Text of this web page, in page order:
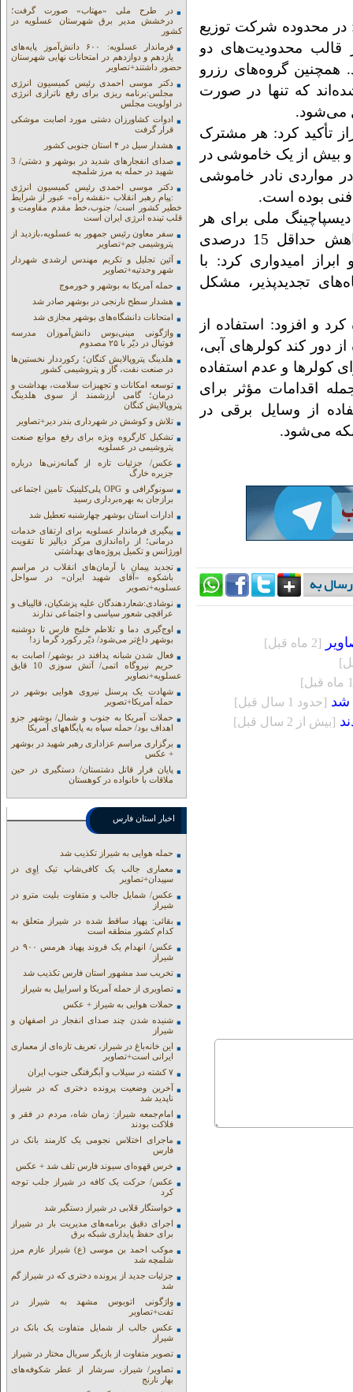
در محدوده شرکت توزیع
قالب محدودیت‌های دو
همچنین گروه‌های رزرو
گرفته شده‌اند که تنها در صورت
می‌شود.
تأکید کرد: هر مشترک
و بیش از یک خاموشی در
مواردی نادر خاموشی
فنی بوده است.
ملی برای هر
منطقه تعیین شده، از شهروندان خواست با کاهش حداقل 15 درصدی
امیدواری کرد: با
تجدیدپذیر، مشکل
و افزود: استفاده از
از دور کند کولر‌های آبی،
کولر‌ها و عدم استفاده
اقدامات مؤثر برای
از وسایل برقی در
می‌شود.
[2 ماه قبل]
شد [حدود 1 سال قبل]
[بيش از 2 سال قبل]
در طرح ملی «مهتاب» صورت گرفت؛
درخشش مدیر برق شهرستان عسلویه در
کشور
فرماندار عسلویه: ۶۰۰ دانش‌آموز پایه‌های
یازدهم و دوازدهم در امتحانات نهایی شهرستان
حضور داشتند+تصاویر
دکتر موسی احمدی رئیس کمیسیون انرژی
مجلس:برنامه ریزی برای رفع ناترازی انرژی
در اولویت مجلس
ادوات کشاورزان دشتی مورد اصابت موشکی
قرار گرفت
هشدار سیل در ۴ استان جنوبی کشور
صدای انفجارهای شدید در بوشهر و دشتی/ 3
شهید در حمله به مرز شلمچه
دکتر موسی احمدی رئیس کمیسیون انرژی
:پیام رهبر انقلاب «نقشه راه» عبور از شرایط
خطیر کشور است/ جنوب،خط مقدم مقاومت و
قلب تپنده انرژی ایران است
سفر معاون رئیس جمهور به عسلویه،بازدید از
پتروشیمی جم+تصاویر
آئین تجلیل و تکریم مهندس ارشدی شهردار
شهر وحدتیه+تصاویر
حمله آمریکا به بوشهر و خورموج
هشدار سطح نارنجی در بوشهر صادر شد
امتحانات دانشگاه‌های بوشهر مجازی شد
واژگونی مینی‌بوس دانش‌آموزان مدرسه
فوتبال در دیّر با ۲۵ مصدوم
هلدینگ پتروپالایش کنگان؛ رکورددار نخستین‌ها
در صنعت نفت، گاز و پتروشیمی کشور
توسعه امکانات و تجهیزات سلامت، بهداشت و
درمان؛ گامی ارزشمند از سوی هلدینگ
پتروپالایش کنگان
تلاش و کوشش در شهرداری بندر دیر+تصاویر
تشکیل کارگروه ویژه برای رفع موانع صنعت
پتروشیمی در عسلویه
عکس/ جزئیات تازه از گمانه‌زنی‌ها درباره
جزیره خارگ
سونوگرافی و OPG پلی‌کلینیک تامین اجتماعی
برازجان به بهره‌برداری رسید
ادارات استان بوشهر چهارشنبه تعطیل شد
پیگیری فرماندار عسلویه برای ارتقای خدمات
درمانی؛ از راه‌اندازی مرکز دیالیز تا تقویت
اورژانس و تکمیل پروژه‌های بهداشتی
تجدید پیمان با آرمان‌های انقلاب در مراسم
باشکوه «آقای شهید ایران» در سواحل
عسلویه+تصویر
نوشادی:شعاردهندگان علیه پزشکیان، قالیباف و
عراقچی شعور سیاسی و اجتماعی ندارند
اوج‌گیری دما و تلاطم خلیج فارس تا دوشنبه
بوشهر داغ‌تر می‌شود/ دیّر رکورد گرما زد!
فعال شدن شبانه پدافند در بوشهر/ اصابت به
حریم نیروگاه اتمی/ آتش سوزی 10 قایق
عسلویه+نصاویر
شهادت یک پرسنل نیروی هوایی بوشهر در
حمله آمریکا+تصویر
حملات آمریکا به جنوب و شمال/ بوشهر جزو
اهداف بود/ حمله سپاه به پایگاههای آمریکا
برگزاری مراسم عزاداری رهبر شهید در بوشهر
+ عکس
پایان فرار قاتل دشتستان/ دستگیری در حین
ملاقات با خانواده در کوهستان
اخبار استان فارس
حمله هوایی به شیراز تکذیب شد
معماری جالب یک کافی‌شاپ تیک اِوِی در
سپیدان+تصاویر
عکس/ شمایل جالب و متفاوت بلیت مترو در
شیراز
بقائی: پهپاد ساقط شده در شیراز متعلق به
کدام کشور منطقه است
عکس/ انهدام یک فروند پهپاد هرمس ۹۰۰ در
شیراز
تخریب سد مشهور استان فارس تکذیب شد
تصاویری از حمله آمریکا و اسراییل به شیراز
حملات هوایی به شیراز + عکس
شنیده شدن چند صدای انفجار در اصفهان و
شیراز
این خانه‌باغ در شیراز، تعریف تازه‌ای از معماری
ایرانی است+تصاویر
۷ کشته در سیلاب و آبگرفتگی جنوب ایران
آخرین وضعیت پرونده دختری که در شیراز
ناپدید شد
امام‌جمعه شیراز: زمان شاه، مردم در فقر و
فلاکت بودند
ماجرای اختلاس نجومی یک کارمند بانک در
فارس
خرس قهوه‌ای سیوند فارس تلف شد + عکس
عکس/ حرکت یک کافه در شیراز جلب توجه
کرد
خواستگار قلابی در شیراز دستگیر شد
اجرای دقیق برنامه‌های مدیریت بار در شیراز
برای حفظ پایداری شبکه برق
موکب احمد بن موسی (ع) شیراز عازم مرز
شلمچه شد
جزئیات جدید از پرونده دختری که در شیراز گم
شد
واژگونی اتوبوس مشهد به شیراز در
تفت+تصاویر
عکس جالب از شمایل متفاوت یک بانک در
شیراز
تصویر متفاوت از بازیگر سریال مختار در شیراز
تصاویر/ شیراز، سرشار از عطر شکوفه‌های
بهار نارنج